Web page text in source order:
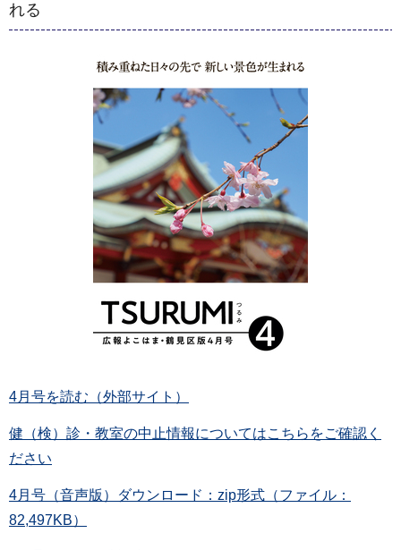
れる
4月号を読む（外部サイト）
健（検）診・教室の中止情報についてはこちらをご確認く
ださい
4月号（音声版）ダウンロード：zip形式（ファイル：
82,497KB）